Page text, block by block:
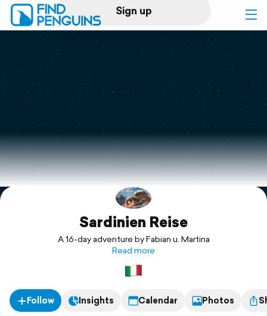
Sign up
Log in
Print a book
Flyover video
Explore
SupportSardinien Reise
A 16-day adventure by Fabian u. Martina
Read more
Follow Insights Calendar Photos